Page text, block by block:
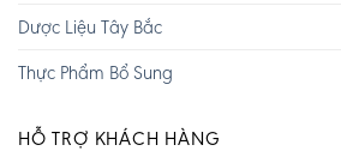
Dược Liệu Tây Bắc
Thực Phẩm Bổ Sung
HỖ TRỢ KHÁCH HÀNG